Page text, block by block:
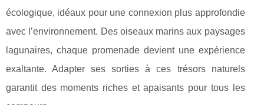
écologique, idéaux pour une connexion plus approfondie
avec l’environnement. Des oiseaux marins aux paysages
lagunaires, chaque promenade devient une expérience
exaltante. Adapter ses sorties à ces trésors naturels
garantit des moments riches et apaisants pour tous les